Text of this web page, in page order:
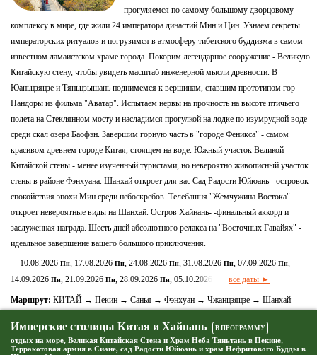
прогуляемся по самому большому дворцовому
комплексу в мире, где жили 24 императора династий Мин и Цин. Узнаем секреты
императорских ритуалов и погрузимся в атмосферу тибетского буддизма в самом
известном ламаистском храме города. Покорим легендарное сооружение - Великую
Китайскую стену, чтобы увидеть масштаб инженерной мысли древности. В
Юаньцзяцзе и Тяньцзышань поднимемся к вершинам, ставшим прототипом гор
Пандоры из фильма "Аватар". Испытаем нервы на прочность на высоте птичьего
полета на Стеклянном мосту и насладимся прогулкой на лодке по изумрудной воде
среди скал озера Баофэн. Завершим горную часть в "городе Феникса" - самом
красивом древнем городе Китая, стоящем на воде. Южный участок Великой
Китайской стены - менее изученный туристами, но невероятно живописный участок
стены в районе Фэнхуана. Шанхай откроет для вас Сад Радости Юйюань - островок
спокойствия эпохи Мин среди небоскребов. Телебашня "Жемчужина Востока"
откроет невероятные виды на Шанхай. Остров Хайнань- -финальный аккорд и
заслуженная награда. Шесть дней абсолютного релакса на "Восточных Гавайях" -
идеальное завершение вашего большого приключения.
10.08.2026 Пн, 17.08.2026 Пн, 24.08.2026 Пн, 31.08.2026 Пн, 07.09.2026 Пн,
14.09.2026 Пн, 21.09.2026 Пн, 28.09.2026 Пн, 05.10.2026 все даты ►
Маршрут: КИТАЙ → Пекин → Санья → Фэнхуан → Чжанцзяцзе → Шанхай
Имперские столицы Китая и Хайнань В ПРОГРАММУ
отдых на море, Великая Китайская Стена и Храм Неба Тяньтань в Пекине,
Терракотовая армия в Сиане, сад Радости Юйюань и храм Нефритового Будды в